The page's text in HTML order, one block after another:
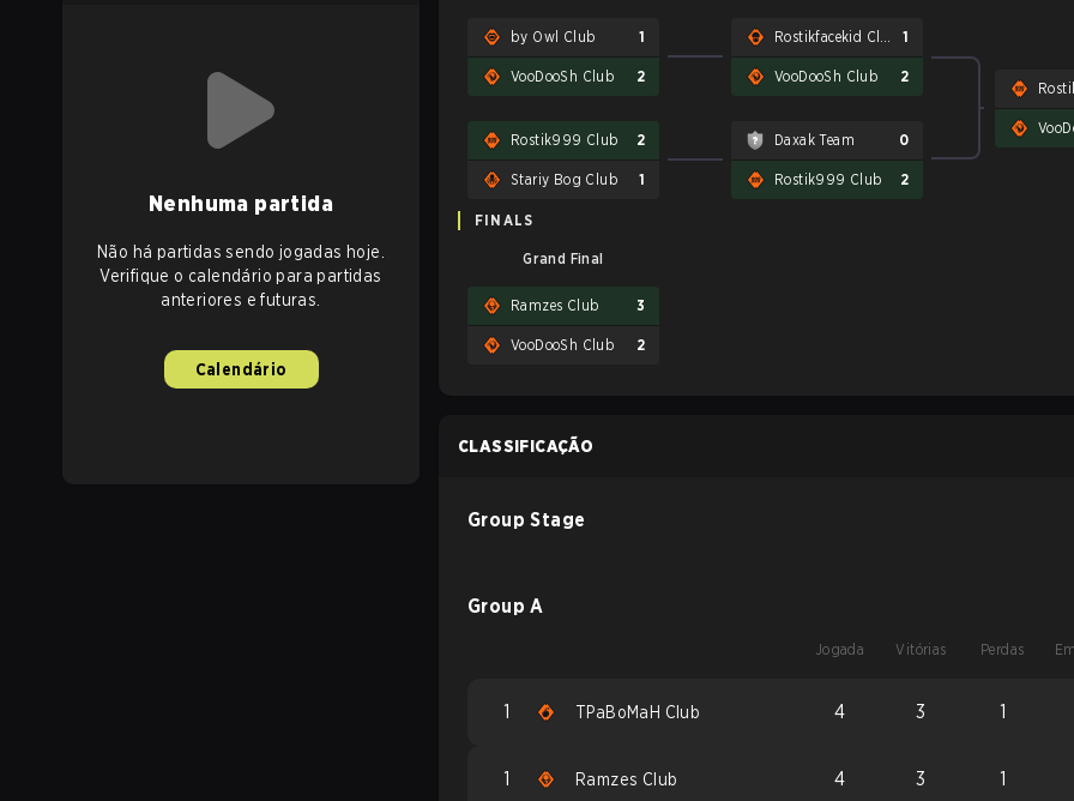
Nenhuma partida
Não há partidas sendo jogadas hoje.
Verifique o calendário para partidas
anteriores e futuras.
Calendário
by Owl Club 1
VooDooSh Club 2
Rostik999 Club 2
Stariy Bog Club 1
1
VooDooSh Club 2
Daxak Team 0
Rostik999 Club 2
FINALS
Grand Final
Ramzes Club 3
VooDooSh Club 2
CLASSIFICAÇÃO
Group Stage
Group A
Jogada Vitórias Perdas
1 TPaBoMaH Club 4 3 1
1 Ramzes Club 4 3 1